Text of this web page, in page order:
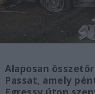
Alaposan
Passat, amely